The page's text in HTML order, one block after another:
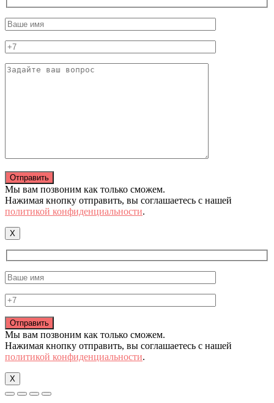
Мы вам позвоним как только сможем.
Нажимая кнопку отправить, вы соглашаетесь с нашей
политикой конфиденциальности.
X
Мы вам позвоним как только сможем.
Нажимая кнопку отправить, вы соглашаетесь с нашей
политикой конфиденциальности.
X